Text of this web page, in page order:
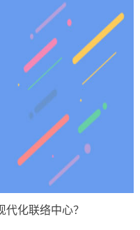
化联络中心？